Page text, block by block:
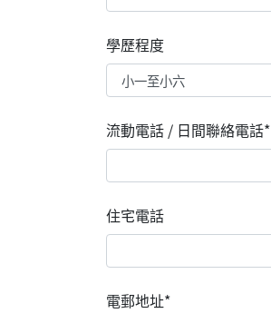
學歷程度
流動電話 / 日間聯絡電話*
住宅電話
電郵地址*